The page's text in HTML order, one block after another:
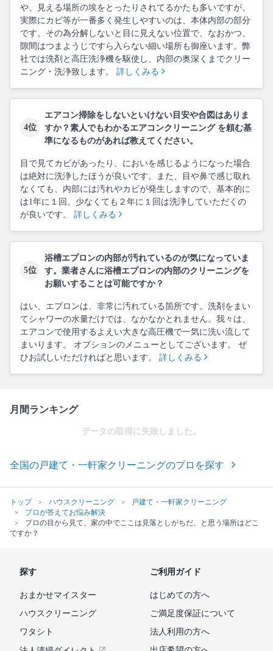
や、見える場所の埃をとったりされてるかたも多いですが、
実際にカビ等が一番多く発生しやすいのは、本体内部の部分
です。その為分解しないと目に見えない位置で、なおかつ、
隙間はつまようじですら入らない細い場所も御座います。弊
社では洗剤と高圧洗浄機を駆使し、内部の奥深くまでクリー
ニング・洗浄致します。 詳しくみる
4位
エアコン掃除をしないといけない目安や合図はありま
すか？素人でもわかるエアコンクリーニング を頼む基
準になるものがあれば教えてください。
目で見てカビがあったり、においを感じるようになった場合
は絶対に洗浄したほうが良いです。また、目や鼻で感じ取れ
なくても、内部には汚れやカビが発生しますので、基本的に
は1年に１回。少なくても２年に１回は洗浄していただくの
が良いです。 詳しくみる
5位
浴槽エプロンの内部が汚れているのが気になっていま
す。業者さんに浴槽エプロンの内部のクリーニングを
お願いすることは可能ですか？
はい、エプロンは、非常に汚れている箇所です。洗剤をまい
てシャワーの水量だけでは、なかなかとれません。我々は、
エアコンで使用するよえい大きな高圧機で一気に洗い流して
まいります。 オプションのメニューとしてございます。 ぜ
ひお試しいただければと思います。 詳しくみる
月間ランキング
データの取得に失敗しました。
全国の戸建て・一軒家クリーニングのプロを探す
トップ ハウスクリーニング
戸建て・一軒家クリーニング
プロが答えてお悩み解決
プロの目から見て、家の中でここは見落としがちだ、と思う場所はどこ
ですか？
探す
おまかせマイスター
ハウスクリーニング
ワタシト
ご利用ガイド
はじめての方へ
ご満足度保証について
法人利用の方へ